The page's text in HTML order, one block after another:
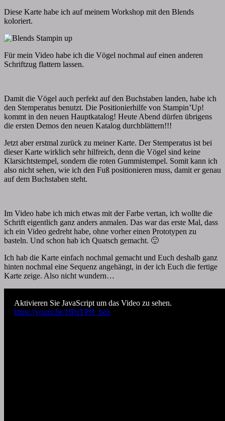
Diese Karte habe ich auf meinem Workshop mit den Blends
koloriert.
Für mein Video habe ich die Vögel nochmal auf einen anderen
Schriftzug flattern lassen.
Damit die Vögel auch perfekt auf den Buchstaben landen, habe ich
den Stemperatus benutzt. Die Positionierhilfe von Stampin’Up!
kommt in den neuen Hauptkatalog! Heute Abend dürfen übrigens
die ersten Demos den neuen Katalog durchblättern!!!
Jetzt aber erstmal zurück zu meiner Karte. Der Stemperatus ist bei
dieser Karte wirklich sehr hilfreich, denn die Vögel sind keine
Klarsichtstempel, sondern die roten Gummistempel. Somit kann ich
also nicht sehen, wie ich den Fuß positionieren muss, damit er genau
auf dem Buchstaben steht.
Im Video habe ich mich etwas mit der Farbe vertan, ich wollte die
Schrift eigentlich ganz anders anmalen. Das war das erste Mal, dass
ich ein Video gedreht habe, ohne vorher einen Prototypen zu
basteln. Und schon hab ich Quatsch gemacht. 🙂
Ich hab die Karte einfach nochmal gemacht und Euch deshalb ganz
hinten nochmal eine Sequenz angehängt, in der ich Euch die fertige
Karte zeige. Also nicht wundern…
Aktivieren Sie JavaScript um das Video zu sehen.
https://youtu.be/1lPqTPH_beo